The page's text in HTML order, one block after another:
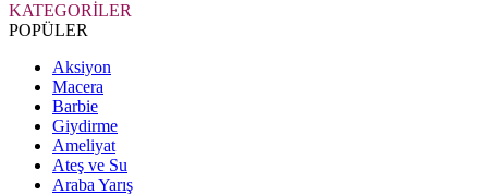
KATEGORİLER
POPÜLER
Aksiyon
Macera
Barbie
Giydirme
Ameliyat
Ateş ve Su
Araba Yarış